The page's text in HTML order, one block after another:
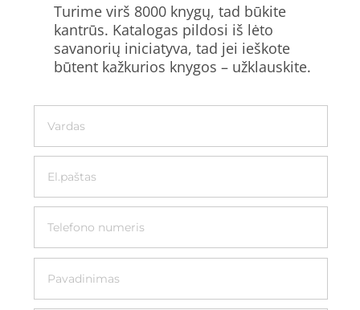
Turime virš 8000 knygų, tad būkite
kantrūs. Katalogas pildosi iš lėto
savanorių iniciatyva, tad jei ieškote
būtent kažkurios knygos – užklauskite.